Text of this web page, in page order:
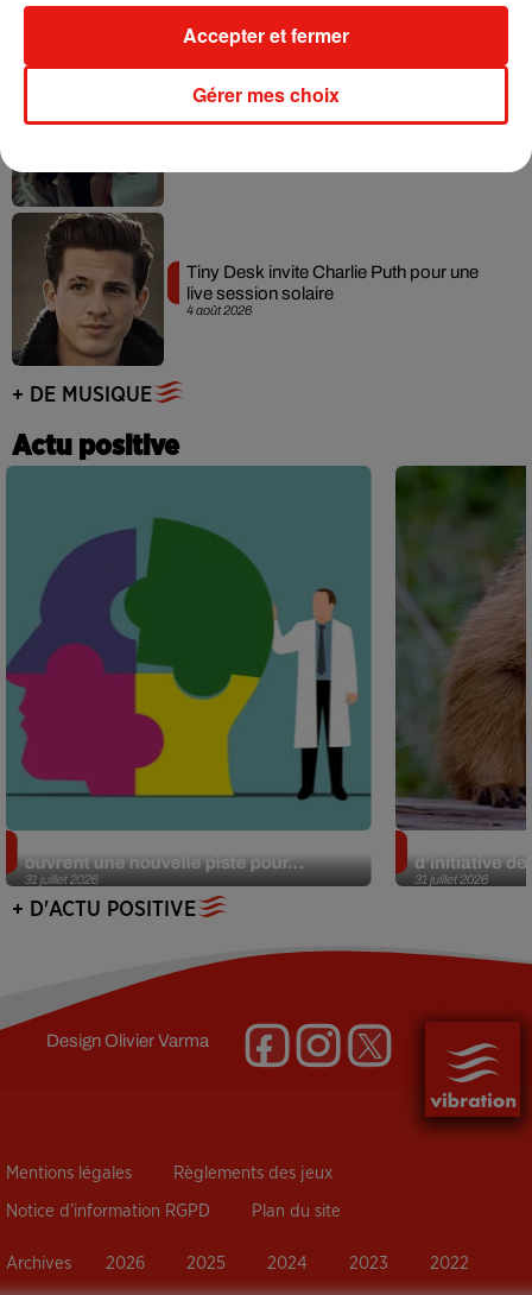
4 août 2026
Tiny Desk invite Charlie Puth pour une
live session solaire
+ DE MUSIQUE
Actu positive
31 juillet 2026
ouvrent une nouvelle piste pour...
31 juillet 2026
d’initiative
+ D'ACTU POSITIVE
DesignOlivier Varma
Mentions légales Règlements des jeux
Notice d’information RGPD Plan du site
Archives 2026 2025 2024 2023 2022
Gérer mes choix
Accepter et fermer